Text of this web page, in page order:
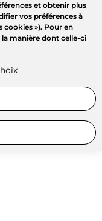
et obtenir plus
vos préférences à
cookies »). Pour en
manière dont celle-ci